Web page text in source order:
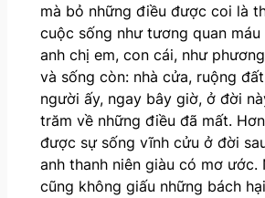
mà bỏ những điều được coi là
cuộc sống như tương quan máu
anh chị em, con cái, như
và sống còn: nhà cửa, ruộng
người ấy, ngay bây giờ, ở đời
trăm về những điều đã mất.
được sự sống vĩnh cửu ở đời
anh thanh niên giàu có mơ ước.
cũng không giấu những bách